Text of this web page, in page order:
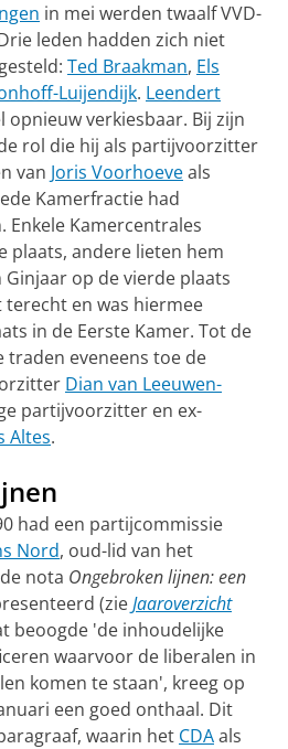
in mei werden twaalf VVD-
leden hadden zich niet
Ted Braak­man, Els
Luij­en­dijk. Leendert
opnieuw verkies­baar. Bij zijn
rol die hij als par­tij­voorzit­ter
van Joris Voorhoe­veals
Kamerfrac­tie had
Enkele Kamercentra­les
plaats, andere lieten hem
Ginjaar op de vierde plaats
en was hier­mee
in de Eerste Kamer. Tot de
traden eveneens toe de
Dian van Leeuwen-
partij­voor­zitter en ex-
Altes.
had een partijcommissie
Nord, oud-lid van het
nota On­gebro­ken lij­nen: een
(zieJaar­overzicht
beoogde 'de in­houdelijke
waarvoor de libera­len in
komen te staan', kreeg op
een goed onthaal. Dit
waarin het CDAals